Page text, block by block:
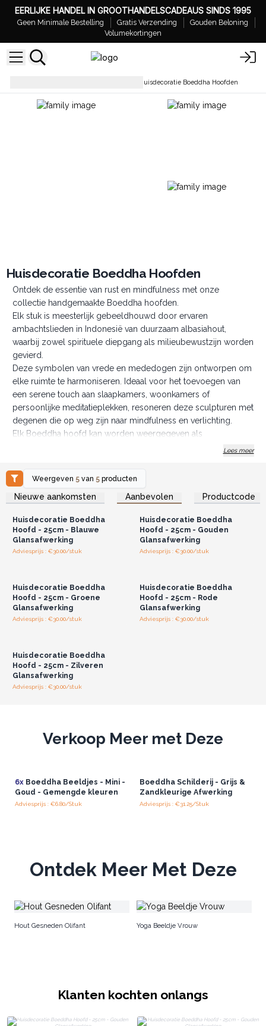
EERLIJKE HANDEL IN GROOTHANDELSCADEAUS SINDS 1995
Geen Minimale Bestelling Gratis Verzending
Gouden Beloning
Volumekortingen
Huisdecoratie Boeddha Hoofden
Huisdecoratie Boeddha Hoofden
Ontdek de essentie van rust en mindfulness met onze
collectie handgemaakte Boeddha hoofden.
Elk stuk is meesterlijk gebeeldhouwd door ervaren
ambachtslieden in Indonesië van duurzaam albasiahout,
waarbij zowel spirituele diepgang als milieubewustzijn worden
gevierd.
Deze symbolen van vrede en mededogen zijn ontworpen om
elke ruimte te harmoniseren. Ideaal voor het toevoegen van
een serene touch aan slaapkamers, woonkamers of
persoonlijke meditatieplekken, resoneren deze sculpturen met
degenen die op weg zijn naar mindfulness en verlichting.
Elk Boeddha hoofd kan worden weergegeven als
muurdecoratie of als een zelfstandig stuk op elk oppervlak, en
Kies uit een palet van opvallende kleuren, waaronder blauw,
groen, rood, evenals metallic tinten zoals zilveren glans en
gouden glans, die elk een unieke touch aan uw decor
Onze Boeddha hoofden combineren cultureel erfgoed met
moderne aantrekkingskracht, waardoor ze opvallen als
blikvangers in elke omgeving.
Introduceer vrede, inspiratie en een vleugje Zen in de huizen
van uw klanten
Lees meer
Weergeven 5 van 5 producten
Nieuwe aankomsten Aanbevolen Productcode
Log in of registreer u voor
groothandelsprijzen.
Huisdecoratie Boeddha
Hoofd - 25cm - Blauwe
Glansafwerking
Adviesprijs : €30.00/stuk
Log in of registreer u voor
groothandelsprijzen.
Huisdecoratie Boeddha
Hoofd - 25cm - Gouden
Glansafwerking
Adviesprijs : €30.00/stuk
Huisdecoratie Boeddha
Hoofd - 25cm - Groene
Glansafwerking
Adviesprijs : €30.00/stuk
Huisdecoratie Boeddha
Hoofd - 25cm - Rode
Glansafwerking
Adviesprijs : €30.00/stuk
Huisdecoratie Boeddha
Hoofd - 25cm - Zilveren
Glansafwerking
Adviesprijs : €30.00/stuk
Verkoop Meer met Deze
6xBoeddha Beeldjes - Mini -
Goud - Gemengde kleuren
Adviesprijs : €6.80/Stuk
Boeddha Schilderij - Grijs &
Zandkleurige Afwerking
Adviesprijs : €31.25/Stuk
Ontdek Meer Met Deze
Hout Gesneden Olifant Yoga Beeldje Vrouw
Klanten kochten onlangs